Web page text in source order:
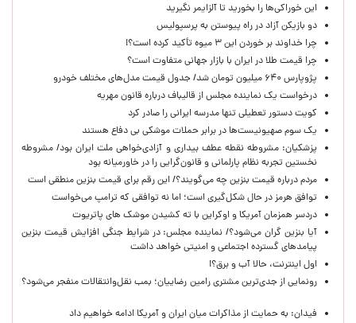
این خوراکی‌ها را بخورید تا آلزایمر نگیرید
دو بازیکن آزاد در راه پیوستن به پرسپولیس
چرا خداوند بر خوردن این ۳ میوه تأکید کرده است؟!
چرا قیمت طلا در ایران با بازار جهانی متفاوت است؟
پژوپارس ۶۴۰ میلیون تومان شد/ جدول قیمت مدل‌های مختلف خودرو
درخواست یک نماینده مجلس از قالیباف درباره قانون مهریه
کویت دستور تعطیلی تنها مدرسه ایرانی را صادر کرد
یک‌ سوم صهیونیست‌ها در برابر حملات موشکی بی دفاع هستند
پزشکیان: مشروطه نقطه عطف بیداری و آزادی‌خواهی ملت ایران بود/ مشروطه
نخستین تجربه نظام پارلمانی و قانون‌گرایی را در خاورمیانه بود
مردم درباره قیمت بنزین چه می‌گویند؟/ این رقم برای قیمت بنزین منطقی است
توافق هرمز در حال شکل‌گیری است؛ اما نه توافقی که ترامپ می‌خواست
دردسر همزمان آمریکا و اوکراین با ته کشیدن موشک های پاتریوت
آیا بنزین گران می‌شود؟/ نماینده مجلس: در شرایط جنگی افزایش قیمت بنزین
پیامدهای گسترده اجتماعی و امنیتی خواهد داشت
اول اینترنت، حالا آب و برق؟!
رونمایی از جدی‌ترین مشتری رامین رضاییان؛ بمب نقل‌وانتقالات منفجر می‌شود؟
فیدان: به حمایت از مذاکرات میان ایران و آمریکا ادامه خواهیم داد